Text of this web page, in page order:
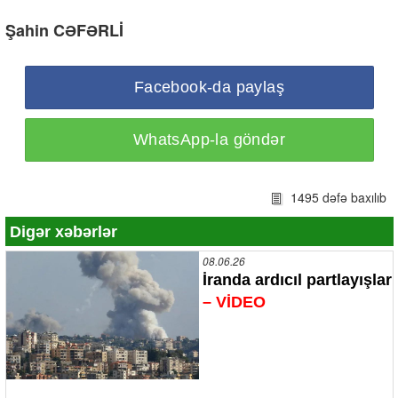
Şahin CƏFƏRLİ
Facebook-da paylaş
WhatsApp-la göndər
1495 dəfə baxılıb
Digər xəbərlər
08.06.26
İranda ardıcıl partlayışlar
– VİDEO